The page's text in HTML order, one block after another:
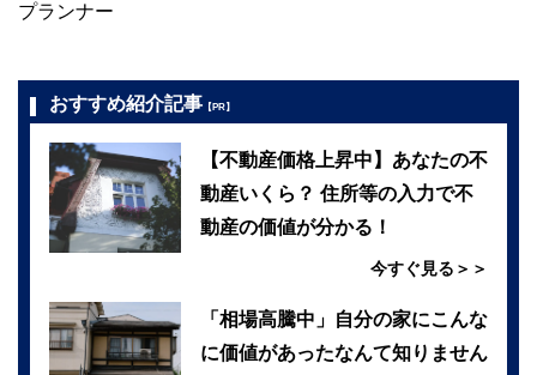
プランナー
おすすめ紹介記事 【PR】
【不動産価格上昇中】あなたの不
動産いくら？ 住所等の入力で不
動産の価値が分かる！
今すぐ見る＞＞
「相場高騰中」自分の家にこんな
に価値があったなんて知りません